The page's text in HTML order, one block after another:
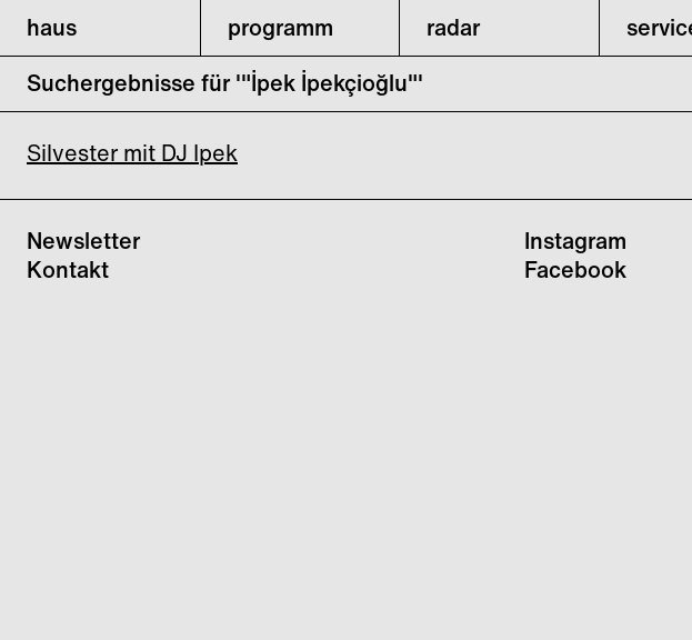
haus programm radar
Suchergebnisse für '"İpek İpekçioğlu"'
Silvester mit DJ Ipek
Newsletter
Kontakt
Instagram
Facebook